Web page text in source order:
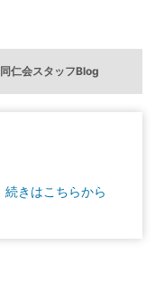
同仁会スタッフBlog
続きはこちらから